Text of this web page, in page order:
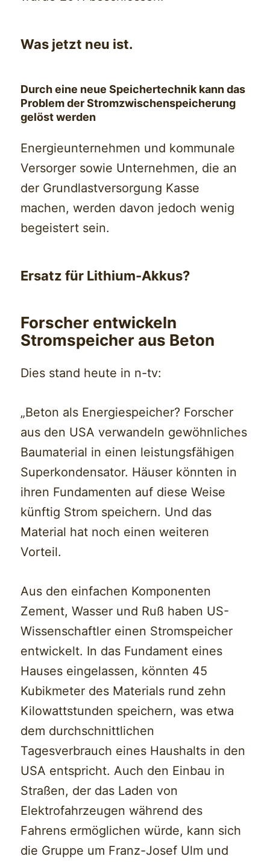
Was jetzt neu ist.
Durch eine neue Speichertechnik kann das
Problem der Stromzwischenspeicherung
gelöst werden
Energieunternehmen und kommunale
Versorger sowie Unternehmen, die an
der Grundlastversorgung Kasse
machen, werden davon jedoch wenig
begeistert sein.
Ersatz für Lithium-Akkus?
Forscher entwickeln
Stromspeicher aus Beton
Dies stand heute in n-tv:
„Beton als Energiespeicher? Forscher
aus den USA verwandeln gewöhnliches
Baumaterial in einen leistungsfähigen
Superkondensator. Häuser könnten in
ihren Fundamenten auf diese Weise
künftig Strom speichern. Und das
Material hat noch einen weiteren
Vorteil.
Aus den einfachen Komponenten
Zement, Wasser und Ruß haben US-
Wissenschaftler einen Stromspeicher
entwickelt. In das Fundament eines
Hauses eingelassen, könnten 45
Kubikmeter des Materials rund zehn
Kilowattstunden speichern, was etwa
dem durchschnittlichen
Tagesverbrauch eines Haushalts in den
USA entspricht. Auch den Einbau in
Straßen, der das Laden von
Elektrofahrzeugen während des
Fahrens ermöglichen würde, kann sich
die Gruppe um Franz-Josef Ulm und